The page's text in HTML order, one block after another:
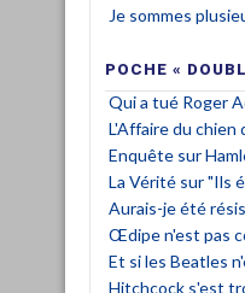
Je sommes
POCHE «
Qui a tué Roger
L'Affaire du chien
Enquête sur
La Vérité sur "Ils
Aurais-je été
Œdipe n'est pas
Et si les Beatles
Hitchcock s'est